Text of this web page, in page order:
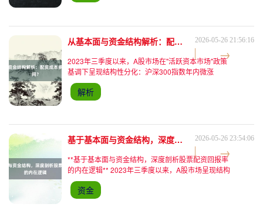
从基本面与资金结构解析：配资成本多少算合理区间？ 2026-05-26 21:56:16
2023年三季度以来，A股市场在"活跃资本市场"政策
基调下呈现结构性分化：沪深300指数年内微涨
0.8%，但科创50指数累计下跌12.3%，市场资金在
板块间加速腾挪。这种"指数稳、结构裂"的格局背
后，
解析
基于基本面与资金结构，深度剖析股票配资回报率的内在逻辑 2026-05-26 23:54:06
**基于基本面与资金结构，深度剖析股票配资回报率
的内在逻辑** 2023年三季度以来，A股市场呈现结构
性分化特征：上证指数围绕3200点震荡，但新能
源、半导体等成长赛道与地产、消费等传统板块表现
迥异。
资金